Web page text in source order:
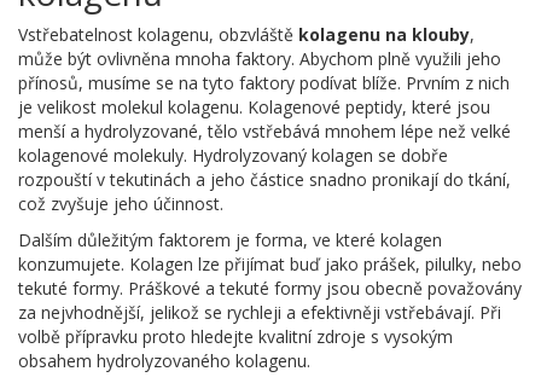
Vstřebatelnost kolagenu, obzvláště kolagenu na klouby,
může být ovlivněna mnoha faktory. Abychom plně využili jeho
přínosů, musíme se na tyto faktory podívat blíže. Prvním z nich
je velikost molekul kolagenu. Kolagenové peptidy, které jsou
menší a hydrolyzované, tělo vstřebává mnohem lépe než velké
kolagenové molekuly. Hydrolyzovaný kolagen se dobře
rozpouští v tekutinách a jeho částice snadno pronikají do tkání,
což zvyšuje jeho účinnost.
Dalším důležitým faktorem je forma, ve které kolagen
konzumujete. Kolagen lze přijímat buď jako prášek, pilulky, nebo
tekuté formy. Práškové a tekuté formy jsou obecně považovány
za nejvhodnější, jelikož se rychleji a efektivněji vstřebávají. Při
volbě přípravku proto hledejte kvalitní zdroje s vysokým
obsahem hydrolyzovaného kolagenu.